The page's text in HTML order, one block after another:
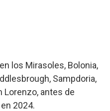
los Mirasoles, Bolonia,
Sampdoria,
Lorenzo, antes de
2024.